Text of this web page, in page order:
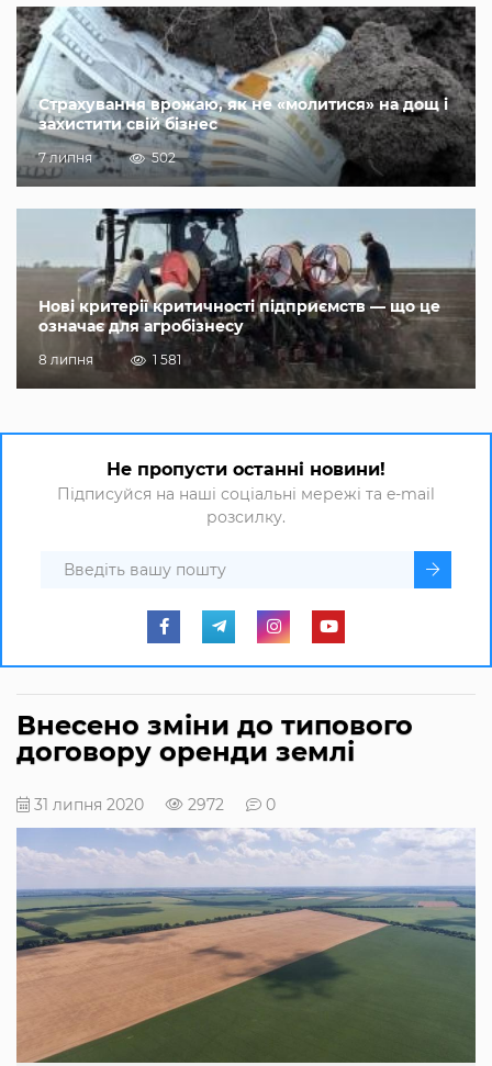
Страхування врожаю, як не «молитися» на дощ і
захистити свій бізнес
7 липня 502
Нові критерії критичності підприємств — що це
означає для агробізнесу
8 липня 1 581
Не пропусти останні новини!
Підписуйся на наші соціальні мережі та e-mail
розсилку.
Внесено зміни до типового
договору оренди землі
31 липня 2020 2972 0